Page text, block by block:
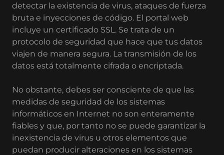
detectar la existencia de virus, ataques de fuerza
bruta e inyecciones de código. El portal web
incluye un certificado SSL. Se trata de un
protocolo de seguridad que hace que tus datos
viajen de manera segura. La transmisión de los
datos está totalmente cifrada o encriptada.
No obstante, debes ser consciente de que las
medidas de seguridad de los sistemas
informáticos en Internet no son enteramente
fiables y que, por tanto no se puede garantizar la
inexistencia de virus u otros elementos que
puedan producir alteraciones en los sistemas